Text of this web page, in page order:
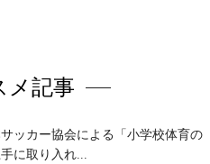
メ記事
サッカー協会による「小学校体育の
に取り入れ...